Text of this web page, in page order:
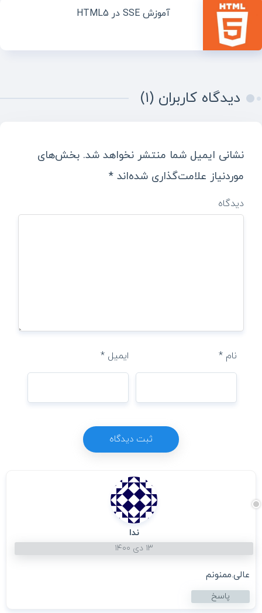
آموزش SSE در HTML5
دیدگاه کاربران (۱)
نشانی ایمیل شما منتشر نخواهد شد. بخش‌های
موردنیاز علامت‌گذاری شده‌اند*
دیدگاه
نام * ایمیل *
ندا
۱۳ دی ۱۴۰۰
عالی.ممنونم
پاسخ